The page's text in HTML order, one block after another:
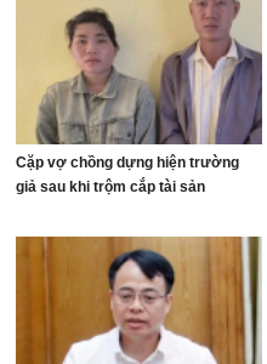
Cặp vợ chồng dựng hiện trường
giả sau khi trộm cắp tài sản